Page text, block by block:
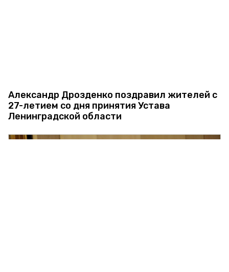
Александр Дрозденко поздравил жителей с
27-летием со дня принятия Устава
Ленинградской области